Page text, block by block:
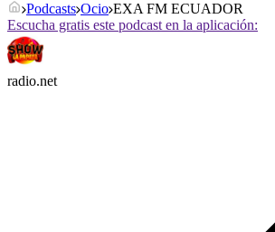
Podcasts Ocio EXA FM ECUADOR
Escucha gratis este podcast en la aplicación:
radio.net